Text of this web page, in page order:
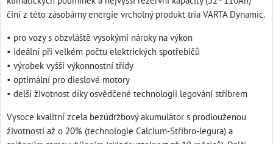
činí z této zásobárny energie vrcholný produkt tria VARTA Dynamic.
• pro vozy s obzvláště vysokými nároky na výkon
• ideální při velkém počtu elektrických spotřebičů
• výrobek vyšší výkonnostní třídy
• optimální pro dieslové motory
• delší životnost díky osvědčené technologii legování stříbrem
Vysoce kvalitní zcela bezúdržbový akumulátor s prodlouženou
životností až o 20% (technologie Calcium-Stříbro-legura) a